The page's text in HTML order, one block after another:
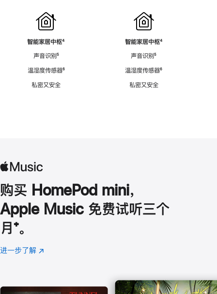
智能家居中枢脚
⁴
声音识别脚
⁵
温湿度传感器脚
⁶
私密又安全
智能家居中枢脚
⁴
声音识别脚
⁵
温湿度传感器脚
⁶
私密又安全
购买 HomePod mini，
Apple Music 免费试听三个
月 脚
注
⁺。
进一步了解 Apple
(在
口